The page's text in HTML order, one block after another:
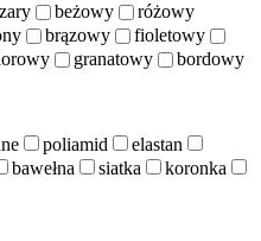
beżowy
różowy
brązowy
fioletowy
granatowy bordowy
poliamid
elastan
bawełna siatka
koronka